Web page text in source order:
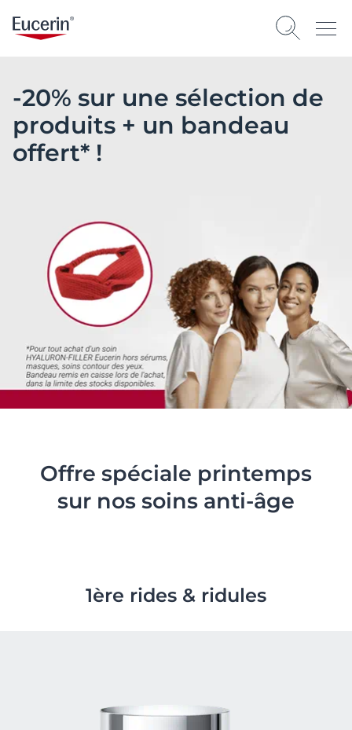
-20% sur une sélection de
produits + un bandeau
offert* !
Offre spéciale printemps
sur nos soins anti-âge
1ère rides & ridules